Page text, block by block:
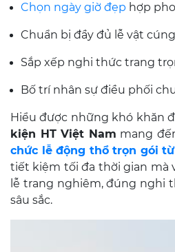
Chọn ngày giờ đẹp hợp
Chuẩn bị đầy đủ lễ vật
Sắp xếp nghi thức trang
Bố trí nhân sự điều phối
Hiểu được những khó khăn
kiện HT Việt Nam mang
chức lễ động thổ trọn gói
tiết kiệm tối đa thời gian mà
lễ trang nghiêm, đúng nghi
sâu sắc.